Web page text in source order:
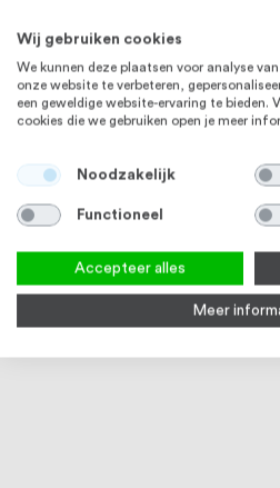
Wij gebruiken cookies
We kunnen deze plaatsen voor analyse
onze website te verbeteren,
een geweldige website-ervaring te bieden.
cookies die we gebruiken open je meer
Noodzakelijk
Functioneel
Accepteer alles
Meer